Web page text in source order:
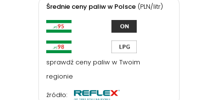
Średnie ceny paliw w Polsce (PLN/litr)
sprawdź ceny paliw w Twoim
regionie
źródło: